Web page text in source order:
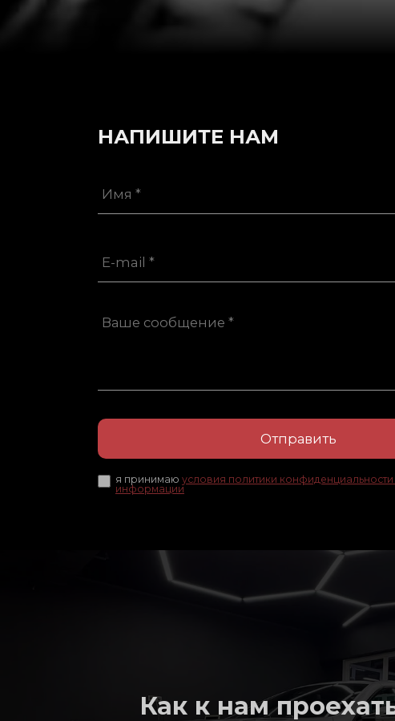
НАПИШИТЕ НАМ
Отправить
я принимаю условия политики
информации
Как к нам